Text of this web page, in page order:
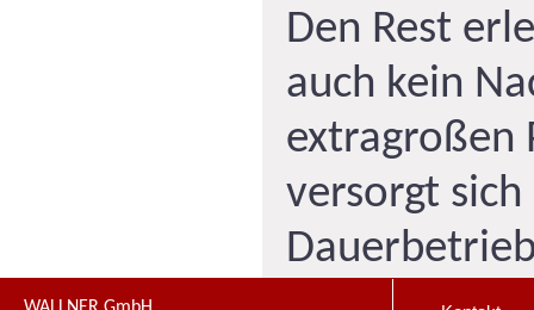
Den Rest
auch kein
extragroßen
versorgt sich